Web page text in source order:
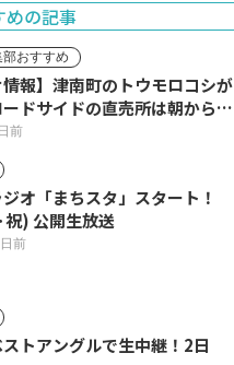
めの記事
部おすすめ
情報】津南町のトウモロコシが
ドサイドの直売所は朝から長
前
オ「まちスタ」スタート！
) 公開生放送
前
トアングルで生中継！2日